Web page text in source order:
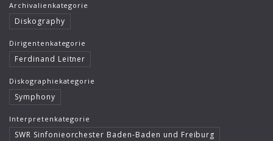
Archivalienkategorie
Diskography
Dirigentenkategorie
Ferdinand Leitner
Diskographiekategorie
Symphony
Interpretenkategorie
SWR Sinfonieorchester Baden-Baden und Freiburg